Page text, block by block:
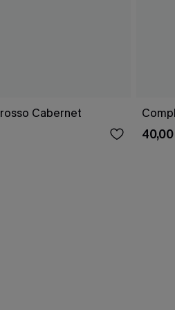
Cabernet